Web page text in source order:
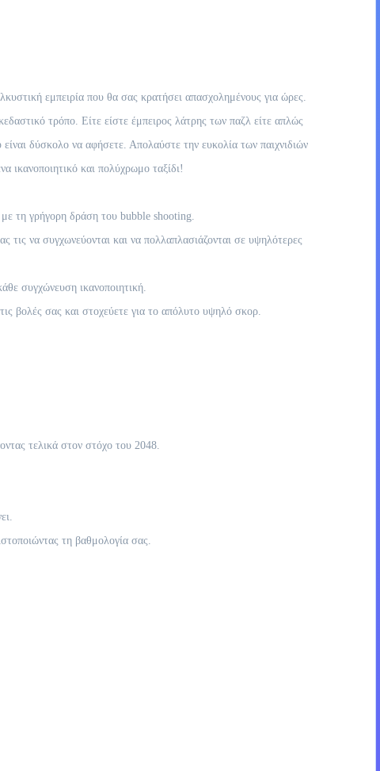
εμπειρία που θα σας κρατήσει απασχολημένους για ώρες.
τρόπο. Είτε είστε έμπειρος λάτρης των παζλ είτε απλώς
δύσκολο να αφήσετε. Απολαύστε την ευκολία των παιχνιδιών
ικανοποιητικό και πολύχρωμο ταξίδι!
με τη γρήγορη δράση του bubble shooting.
τις να συγχωνεύονται και να πολλαπλασιάζονται σε υψηλότερες
συγχώνευση ικανοποιητική.
βολές σας και στοχεύετε για το απόλυτο υψηλό σκορ.
τελικά στον στόχο του 2048.
τη βαθμολογία σας.